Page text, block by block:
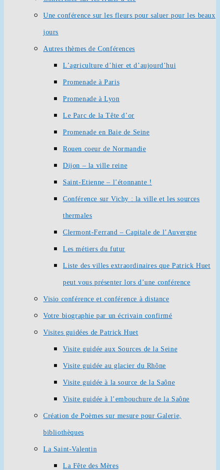
Une conférence sur les fleurs pour saluer pour les beaux
jours
Autres thèmes de Conférences
L’agriculture d’hier et d’aujourd’hui
Promenade à Paris
Promenade à Lyon
Le Parc de la Tête d’or
Promenade en Baie de Seine
Rouen coeur de Normandie
Dijon – la ville reine
Saint-Etienne – l’étonnante !
Conférence sur Vichy : la ville et les sources
thermales
Clermont-Ferrand – Capitale de l’Auvergne
Les métiers du futur
Liste des villes extraordinaires que Patrick Huet
peut vous présenter lors d’une conférence
Visio conférence et conférence à distance
Votre biographie par un écrivain confirmé
Visites guidées de Patrick Huet
Visite guidée aux Sources de la Seine
Visite guidée au glacier du Rhône
Visite guidée à la source de la Saône
Visite guidée à l’embouchure de la Saône
Création de Poèmes sur mesure pour Galerie,
bibliothèques
La Saint-Valentin
La Fête des Mères